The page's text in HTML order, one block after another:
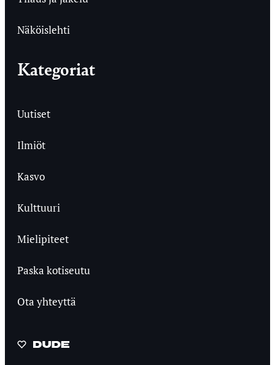
Näköislehti
Kategoriat
Uutiset
Ilmiöt
Kasvo
Kulttuuri
Mielipiteet
Paska kotiseutu
Ota yhteyttä